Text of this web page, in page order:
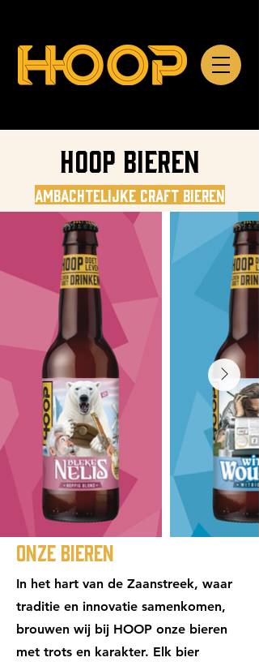
HOOP BIEREN
Ambachtelijke Craft Bieren
Onze Bieren
In het hart van de Zaanstreek, waar
traditie en innovatie samenkomen,
brouwen wij bij HOOP onze bieren
met trots en karakter. Elk bier